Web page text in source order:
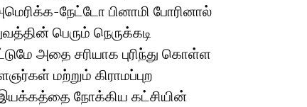
நேட்டோ பினாமி போரினால்
பெரும் நெருக்கடி
அதை சரியாக புரிந்து கொள்ள
மற்றும் கிராமப்புற
நோக்கிய கட்சியின்